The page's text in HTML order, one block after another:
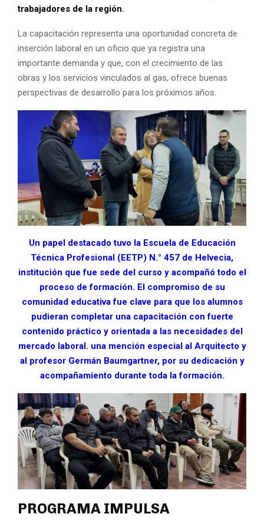
trabajadores de la región.
La capacitación representa una oportunidad concreta de
inserción laboral en un oficio que ya registra una
importante demanda y que, con el crecimiento de las
obras y los servicios vinculados al gas, ofrece buenas
perspectivas de desarrollo para los próximos años.
Un papel destacado tuvo la Escuela de Educación
Técnica Profesional (EETP) N.° 457 de Helvecia,
institución que fue sede del curso y acompañó todo el
proceso de formación. El compromiso de su
comunidad educativa fue clave para que los alumnos
pudieran completar una capacitación con fuerte
contenido práctico y orientada a las necesidades del
mercado laboral. una mención especial al Arquitecto y
al profesor Germán Baumgartner, por su dedicación y
acompañamiento durante toda la formación.
PROGRAMA IMPULSA